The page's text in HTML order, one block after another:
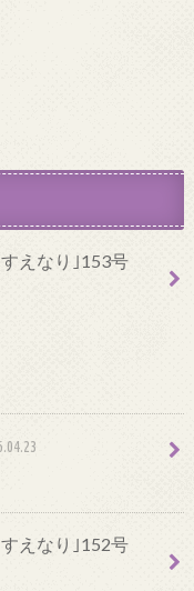
えなり｣153号
えなり｣152号